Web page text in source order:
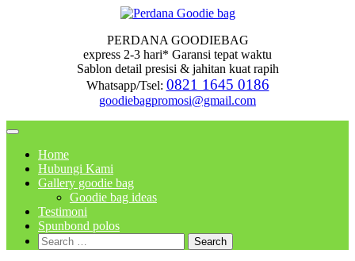
PERDANA GOODIEBAG
express 2-3 hari* Garansi tepat waktu
Sablon detail presisi & jahitan kuat rapih
Whatsapp/Tsel: 0821 1645 0186
goodiebagpromosi@gmail.com
Home
Hubungi Kami
Gallery goodie bag
Goodie bag ideas
Testimoni
Spunbond polos
Search
for: